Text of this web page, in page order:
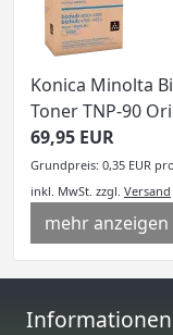
Konica Minolta
Toner TNP-90
69,95 EUR
Grundpreis: 0,35 EUR
inkl. MwSt. zzgl. Versand
mehr anzeigen
Informationen